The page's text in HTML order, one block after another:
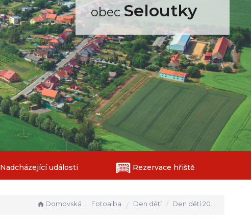
obecSeloutky
Nadcházející události Rezervace hřiště
Domovská stránka Fotoalba Den dětí Den dětí 2009